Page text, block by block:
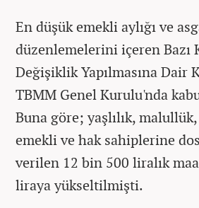
En düşük emekli aylığı ve
düzenlemelerini içeren Bazı
Değişiklik Yapılmasına Dair
TBMM Genel Kurulu'nda
Buna göre; yaşlılık,
emekli ve hak sahiplerine
verilen 12 bin 500 liralık
liraya yükseltilmişti.